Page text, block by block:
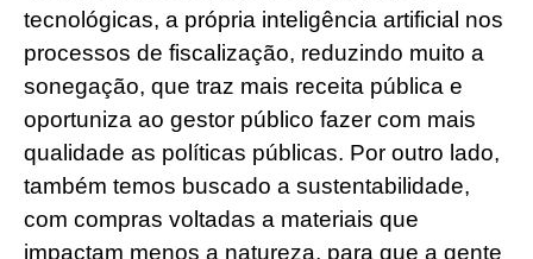
tecnológicas, a própria inteligência artificial nos
processos de fiscalização, reduzindo muito a
sonegação, que traz mais receita pública e
oportuniza ao gestor público fazer com mais
qualidade as políticas públicas. Por outro lado,
também temos buscado a sustentabilidade,
com compras voltadas a materiais que
impactam menos a natureza, para que a gente